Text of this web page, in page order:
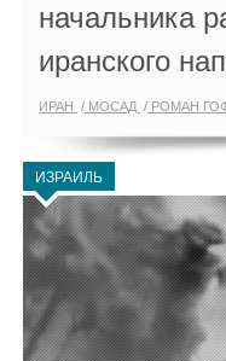
начальника
иранского
ИРАН МОСАД РОМАН
ИЗРАИЛЬ